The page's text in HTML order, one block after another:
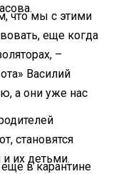
что мы с этими
еще когда
–
Василий
а они уже нас
становятся
их детьми.
в карантине